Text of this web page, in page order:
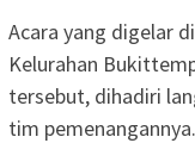
Acara yang digelar
Kelurahan
tersebut, dihadiri
tim pemenangannya.